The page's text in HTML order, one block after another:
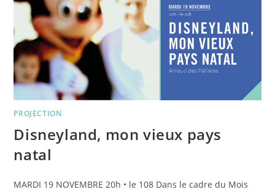
PROJECTION
Disneyland, mon vieux pays
natal
MARDI 19 NOVEMBRE 20h • le 108 Dans le cadre du Mois